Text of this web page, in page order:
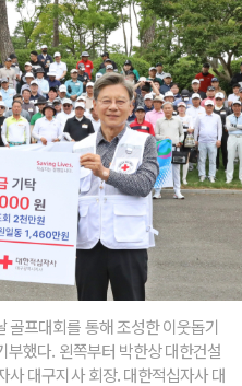
골프대회를 통해 조성한 이웃돕기
부했다. 왼쪽부터 박한상 대한건설
사 대구지사 회장. 대한적십자사 대